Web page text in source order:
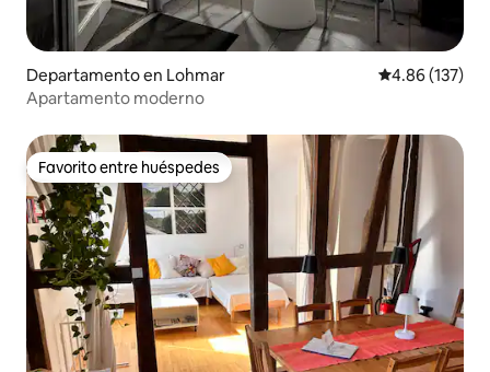
Departamento en Lohmar Calificación
4.86 (137)
Apartamento moderno
Favorito entre huéspedes
Favorito entre huéspedes